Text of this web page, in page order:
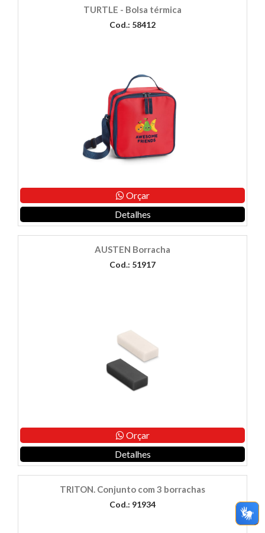
TURTLE - Bolsa térmica
Cod.: 58412
Orçar
Detalhes
AUSTEN Borracha
Cod.: 51917
Orçar
Detalhes
TRITON. Conjunto com 3 borrachas
Cod.: 91934